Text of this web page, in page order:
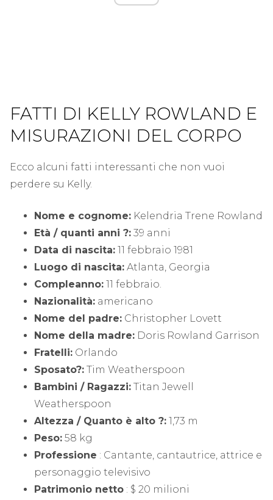
FATTI DI KELLY ROWLAND E
MISURAZIONI DEL CORPO
Ecco alcuni fatti interessanti che non vuoi
perdere su Kelly.
Nome e cognome: Kelendria Trene Rowland
Età / quanti anni ?: 39 anni
Data di nascita: 11 febbraio 1981
Luogo di nascita: Atlanta, Georgia
Compleanno: 11 febbraio.
Nazionalità: americano
Nome del padre: Christopher Lovett
Nome della madre: Doris Rowland Garrison
Fratelli: Orlando
Sposato?: Tim Weatherspoon
Bambini / Ragazzi: Titan Jewell
Weatherspoon
Altezza / Quanto è alto ?: 1,73 m
Peso: 58 kg
Professione : Cantante, cantautrice, attrice e
personaggio televisivo
Patrimonio netto : $ 20 milioni